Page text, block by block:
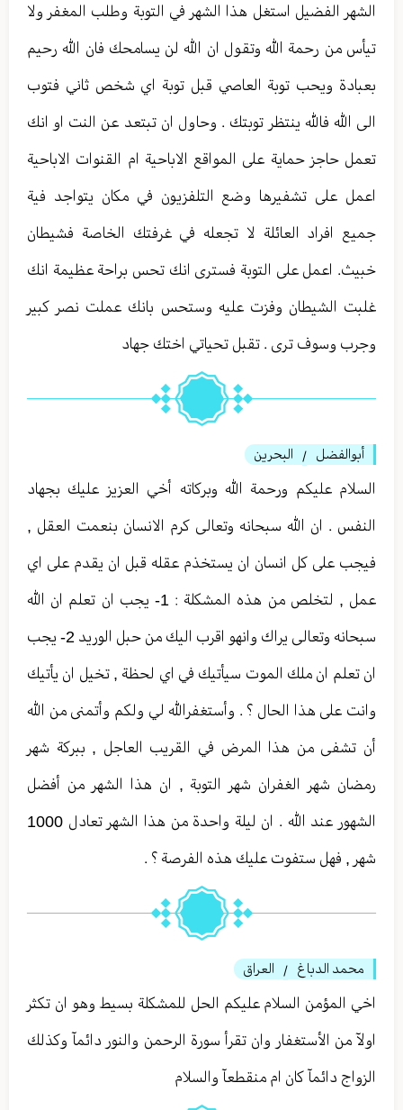
الشهر الفضيل استغل هذا الشهر في التوبة وطلب المغفر ولا
تيأس من رحمة الله وتقول ان الله لن يسامحك فان الله رحيم
بعبادة ويحب توبة العاصي قبل توبة اي شخص ثاني فتوب
الى الله فالله ينتظر توبتك . وحاول ان تبتعد عن النت او انك
تعمل حاجز حماية على المواقع الاباحية ام القنوات الاباحية
اعمل على تشفيرها وضع التلفزيون في مكان يتواجد فية
جميع افراد العائلة لا تجعله في غرفتك الخاصة فشيطان
خبيث. اعمل على التوبة فسترى انك تحس براحة عظيمة انك
غلبت الشيطان وفزت عليه وستحس بانك عملت نصر كبير
وجرب وسوف ترى . تقبل تحياتي اختك جهاد
أبوالفضل / البحرين
السلام عليكم ورحمة الله وبركاته أخي العزيز عليك بجهاد
النفس . ان الله سبحانه وتعالى كرم الانسان بنعمت العقل ,
فيجب على كل انسان ان يستخذم عقله قبل ان يقدم على اي
عمل , لتخلص من هذه المشكلة : 1- يجب ان تعلم ان الله
سبحانه وتعالى يراك وانهو اقرب اليك من حبل الوريد 2- يجب
ان تعلم ان ملك الموت سيأتيك في اي لحظة , تخيل ان يأتيك
وانت على هذا الحال ؟ . وأستغفرالله لي ولكم وأتمنى من الله
أن تشفى من هذا المرض في القريب العاجل , ببركة شهر
رمضان شهر الغفران شهر التوبة , ان هذا الشهر من أفضل
الشهور عند الله . ان ليلة واحدة من هذا الشهر تعادل 1000
شهر , فهل ستفوت عليك هذه الفرصة ؟ .
محمد الدباغ / العراق
اخي المؤمن السلام عليكم الحل للمشكلة بسيط وهو ان تكثر
اولآ من الأستغفار وان تقرأ سورة الرحمن والنور دائمآ وكذلك
الزواج دائمآ كان ام منقطعآ والسلام